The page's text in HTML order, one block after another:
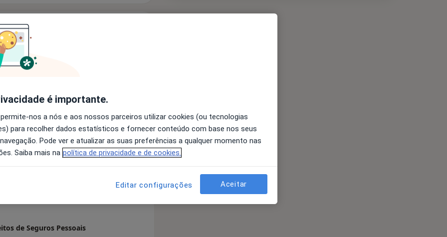
de Albuquerque) obtained a
University Faculty of Medicine in
retiring from public higher
he continued his academic
Catholic University and Coimbra
thirty years’ extensive medical
Medical Reports for Social Security
in medical conventions in Portugal
published 55 scientific papers (45
medical journals). He was
Journal of Lymphology and
Dano Corporal [Portuguese Journal
de Seguros Pessoais
é importante.
nos a nós e aos nossos parceiros utilizar cookies (ou tecnologias
para recolher dados estatísticos e fornecer conteúdo com base nos seus
Pode ver e atualizar as suas preferências a qualquer momento nas
Saiba mais na política de privacidade e de cookies.
Editar configurações Aceitar